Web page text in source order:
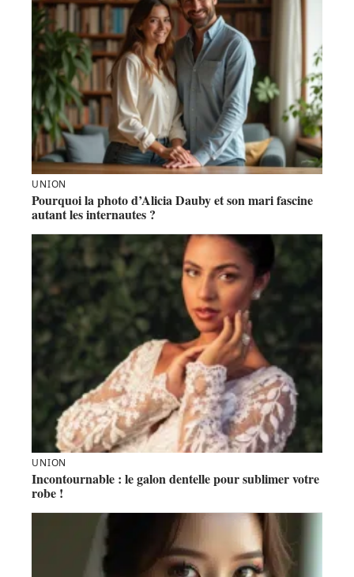
UNION
Pourquoi la photo d’Alicia Dauby et son mari fascine
autant les internautes ?
UNION
Incontournable : le galon dentelle pour sublimer votre
robe !